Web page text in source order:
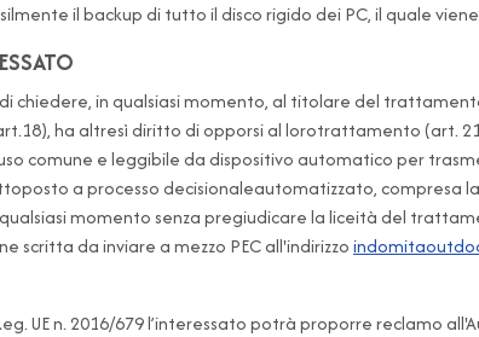
il backup di tutto il disco rigido dei PC, il quale
chiedere, in qualsiasi momento, al titolare del
ha altresì diritto di opporsi al lorotrattamento (art.
comune e leggibile da dispositivo automatico per
a processo decisionaleautomatizzato, compresa
momento senza pregiudicare la liceità del
scritta da inviare a mezzo PEC all'indirizzo
UE n. 2016/679 l’interessato potrà proporre reclamo